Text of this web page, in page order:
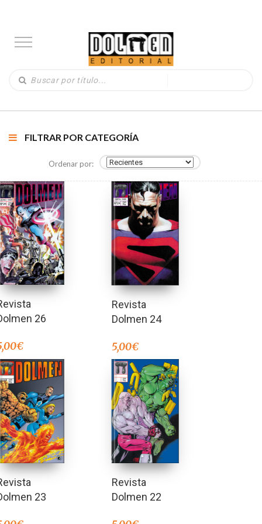
FILTRAR POR CATEGORÍA
Ordenar por:
26
€
Revista
Dolmen 24
5,00€
23
Revista
Dolmen 22